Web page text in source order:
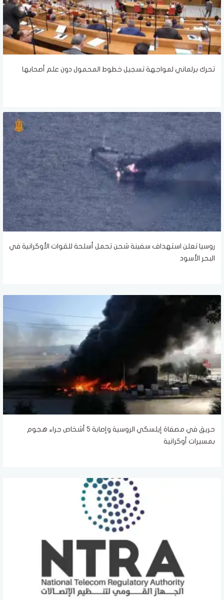
تحرك برلماني لمواجهة تسجيل خطوط المحمول دون علم أصحابها
روسيا تعلن استهداف سفينة شحن تحمل أسلحة للقوات الأوكرانية في
البحر الأسود
حريق في مصفاة إيلسكي الروسية وإصابة 5 أشخاص جراء هجوم
بمسيرات أوكرانية